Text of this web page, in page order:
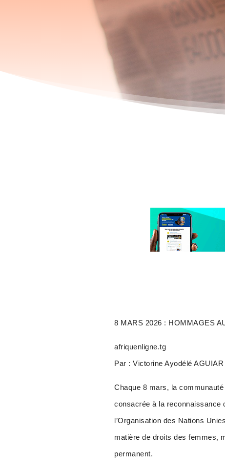
8 MARS 2026 : HOMMAGES
afriquenligne.tg
Par : Victorine Ayodélé AGUIAR
Chaque 8 mars, la
consacrée à la reconnaissance
l’Organisation des Nations
matière de droits des femmes,
permanent.